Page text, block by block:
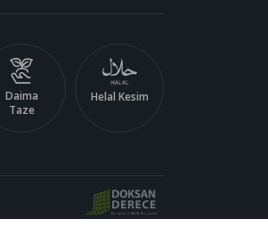
Daima
Taze
Helal Kesim